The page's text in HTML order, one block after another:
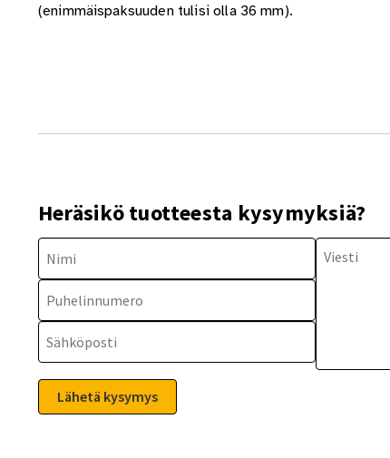
(enimmäispaksuuden tulisi olla 36 mm).
Heräsikö tuotteesta kysymyksiä?